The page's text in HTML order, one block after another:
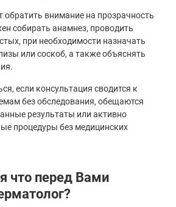
обратить внимание на прозрачность
собирать анамнез, проводить
при необходимости назначать
или соскоб, а также объяснять
если консультация сводится к
без обследования, обещаются
результаты или активно
процедуры без медицинских
что перед Вами